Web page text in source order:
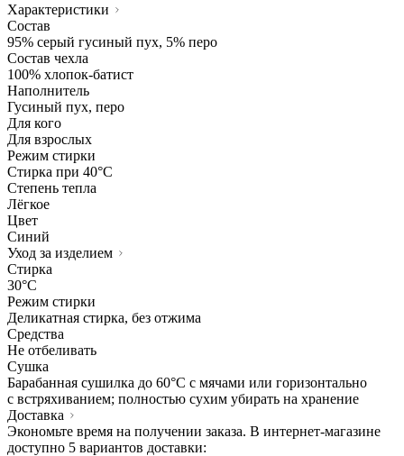
Характеристики
Состав
95% серый гусиный пух, 5% перо
Состав чехла
100% хлопок-батист
Наполнитель
Гусиный пух, перо
Для кого
Для взрослых
Режим стирки
Стирка при 40°С
Степень тепла
Лёгкое
Цвет
Синий
Уход за изделием
Стирка
30°C
Режим стирки
Деликатная стирка, без отжима
Средства
Не отбеливать
Сушка
Барабанная сушилка до 60°C с мячами или горизонтально
с встряхиванием; полностью сухим убирать на хранение
Доставка
Экономьте время на получении заказа. В интернет-магазине
доступно 5 вариантов доставки: